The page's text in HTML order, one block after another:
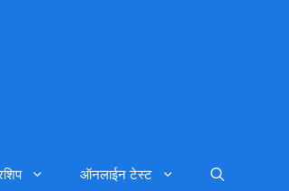
ऑनलाईन टेस्ट